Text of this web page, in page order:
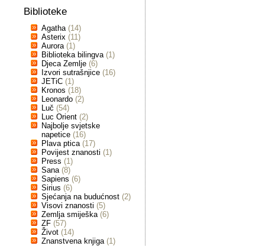
Biblioteke
Agatha (14)
Asterix (11)
Aurora (1)
Biblioteka bilingva (1)
Djeca Zemlje (6)
Izvori sutrašnjice (16)
JETiC (1)
Kronos (18)
Leonardo (2)
Luč (54)
Luc Orient (2)
Najbolje svjetske
napetice (16)
Plava ptica (17)
Povijest znanosti (1)
Press (1)
Sana (8)
Sapiens (6)
Sirius (6)
Sjećanja na budućnost (2)
Visovi znanosti (5)
Zemlja smiješka (6)
ZF (57)
Život (14)
Znanstvena knjiga (1)